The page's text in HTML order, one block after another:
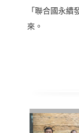
「聯合國永
來。